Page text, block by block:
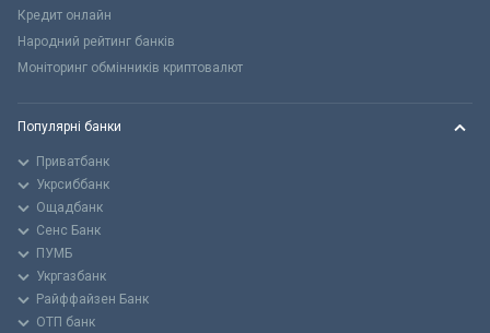
Кредит онлайн
Народний рейтинг банків
Моніторинг обмінників криптовалют
Популярні банки
Приватбанк
Укрсиббанк
Ощадбанк
Сенс Банк
ПУМБ
Укргазбанк
Райффайзен Банк
ОТП банк